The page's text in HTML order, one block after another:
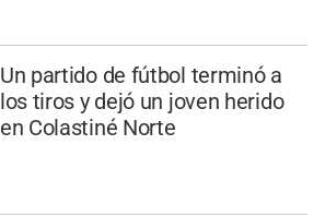
Un partido de fútbol terminó a
los tiros y dejó un joven herido
en Colastiné Norte